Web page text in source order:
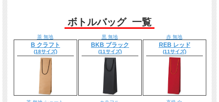
ボトルバッグ 一覧
茶 無地
B クラフト
(18サイズ)
黒 無地
BKB ブラック
(11サイズ)
赤 無地
REB レッド
(11サイズ)